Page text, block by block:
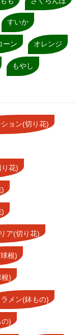
すいか
ーン オレンジ
もやし
ョン(切り花)
花)
)
)
ア(切り花)
根)
)
メン(鉢もの)
)